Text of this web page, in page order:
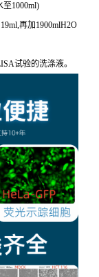
至1000ml)
再加1900mlH2O
试验的洗涤液。